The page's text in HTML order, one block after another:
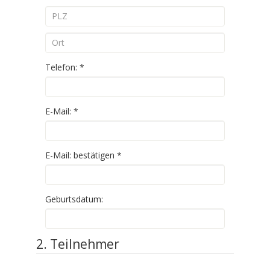
Telefon: *
E-Mail: *
E-Mail: bestätigen *
Geburtsdatum:
2. Teilnehmer